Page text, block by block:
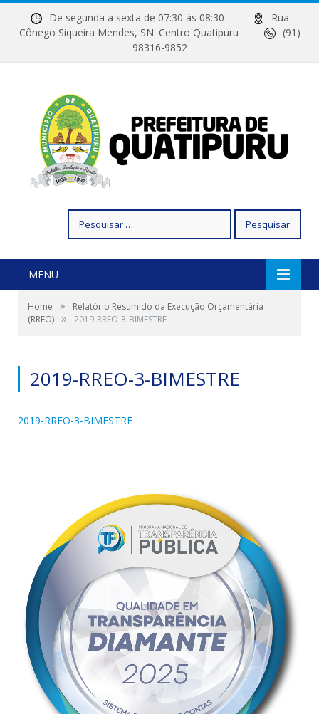
De segunda a sexta de 07:30 às 08:30
Rua
Cônego Siqueira Mendes, SN. Centro Quatipuru
(91)
98316-9852
por:
MENU
Home »
Relatório Resumido da Execução Orçamentária
(RREO) » 2019-RREO-3-BIMESTRE
2019-RREO-3-BIMESTRE
2019-RREO-3-BIMESTRE